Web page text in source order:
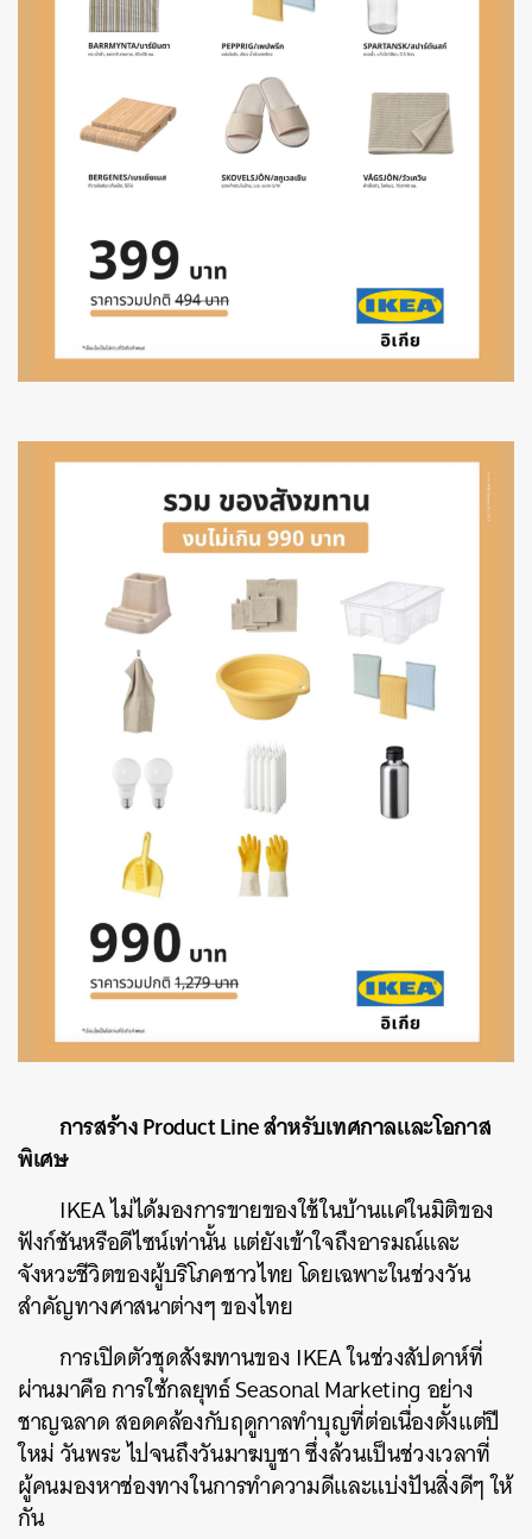
การสร้าง Product Line สำหรับเทศกาลและโอกาส
พิเศษ
IKEA ไม่ได้มองการขายของใช้ในบ้านแค่ในมิติของ
ฟังก์ชันหรือดีไซน์เท่านั้น แต่ยังเข้าใจถึงอารมณ์และ
จังหวะชีวิตของผู้บริโภคชาวไทย โดยเฉพาะในช่วงวัน
สำคัญทางศาสนาต่างๆ ของไทย
การเปิดตัวชุดสังฆทานของ IKEA ในช่วงสัปดาห์ที่
ผ่านมาคือ การใช้กลยุทธ์ Seasonal Marketing อย่าง
ชาญฉลาด สอดคล้องกับฤดูกาลทำบุญที่ต่อเนื่องตั้งแต่ปี
ใหม่ วันพระ ไปจนถึงวันมาฆบูชา ซึ่งล้วนเป็นช่วงเวลาที่
ผู้คนมองหาช่องทางในการทำความดีและแบ่งปันสิ่งดีๆ ให้
กัน